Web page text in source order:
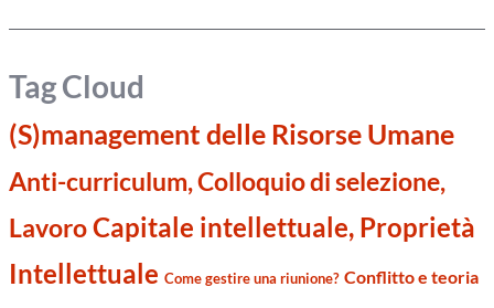
Tag Cloud
(S)management delle Risorse Umane
Anti-curriculum, Colloquio di selezione,
LavoroCapitale intellettuale, Proprietà
Intellettuale Come gestire una riunione? Conflitto e teoria